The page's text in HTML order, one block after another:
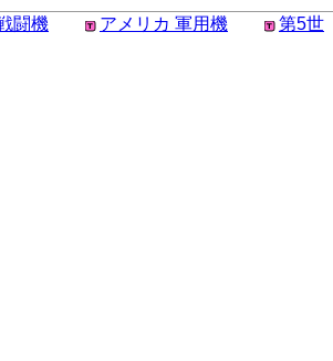
闘機 アメリカ 軍用機
第5世